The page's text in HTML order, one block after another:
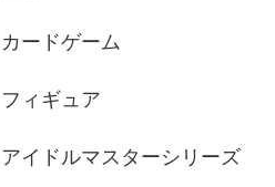
カードゲーム
フィギュア
アイドルマスターシリーズ